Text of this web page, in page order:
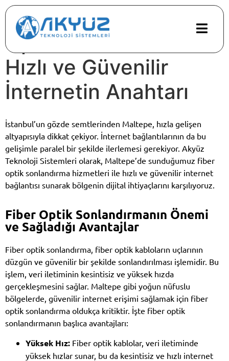
Maltepe’de Fiber
Optik Sonlandırma:
Hızlı ve Güvenilir
İnternetin Anahtarı
İstanbul’un gözde semtlerinden Maltepe, hızla gelişen
altyapısıyla dikkat çekiyor. İnternet bağlantılarının da bu
gelişimle paralel bir şekilde ilerlemesi gerekiyor. Akyüz
Teknoloji Sistemleri olarak, Maltepe’de sunduğumuz fiber
optik sonlandırma hizmetleri ile hızlı ve güvenilir internet
bağlantısı sunarak bölgenin dijital ihtiyaçlarını karşılıyoruz.
Fiber Optik Sonlandırmanın Önemi
ve Sağladığı Avantajlar
Fiber optik sonlandırma, fiber optik kabloların uçlarının
düzgün ve güvenilir bir şekilde sonlandırılması işlemidir. Bu
işlem, veri iletiminin kesintisiz ve yüksek hızda
gerçekleşmesini sağlar. Maltepe gibi yoğun nüfuslu
bölgelerde, güvenilir internet erişimi sağlamak için fiber
optik sonlandırma oldukça kritiktir. İşte fiber optik
sonlandırmanın başlıca avantajları:
Yüksek Hız: Fiber optik kablolar, veri iletiminde
yüksek hızlar sunar, bu da kesintisiz ve hızlı internet